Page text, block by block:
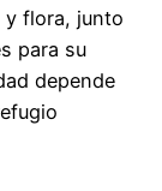
y flora, junto
para su
depende